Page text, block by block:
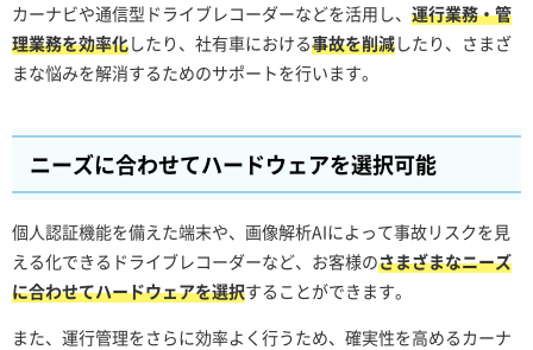
カーナビや通信型ドライブレコーダーなどを活用し、 運行業務・管
理業務を効率化したり、社有車における事故を削減したり、さまざ
まな悩みを解消するためのサポートを行います。
ニーズに合わせてハードウェアを選択可能
個人認証機能を備えた端末や、画像解析AIによって事故リスクを見
える化できるドライブレコーダーなど、お客様のさまざまなニーズ
に合わせてハードウェアを選択することができます。
また、運行管理をさらに効率よく行うため、確実性を高めるカーナ